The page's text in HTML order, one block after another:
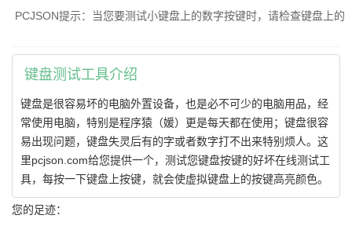
PCJSON提示：当您要测试小键盘上的数字按键时，请检查键盘上的
键盘测试工具介绍
键盘是很容易坏的电脑外置设备，也是必不可少的电脑用品，经
常使用电脑，特别是程序猿（媛）更是每天都在使用；键盘很容
易出现问题，键盘失灵后有的字或者数字打不出来特别烦人。这
里pcjson.com给您提供一个，测试您键盘按键的好坏在线测试工
具，每按一下键盘上按键，就会使虚拟键盘上的按键高亮颜色。
您的足迹：